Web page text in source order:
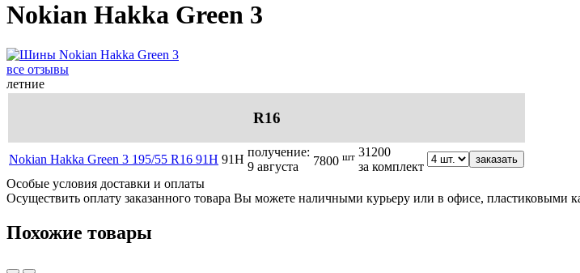
Nokian Hakka Green 3
все отзывы
летние
R16
Nokian Hakka Green 3 195/55 R16 91H 91H
получение:
9 августа
7800 шт 31200
за комплект
заказать
Особые условия доставки и оплаты
Осуществить оплату заказанного товара Вы можете наличными курьеру или в офисе, пластиковыми
Похожие товары